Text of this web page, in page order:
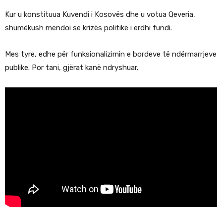
Kur u konstituua Kuvendi i Kosovës dhe u votua Qeveria,
shumëkush mendoi se krizës politike i erdhi fundi.
Mes tyre, edhe për funksionalizimin e bordeve të ndërmarrjeve
publike. Por tani, gjërat kanë ndryshuar.